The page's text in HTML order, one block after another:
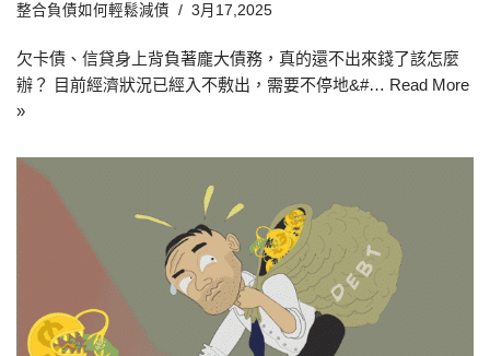
整合負債如何輕鬆減債 3月17,2025
欠卡債、信貸身上背負著龐大債務，真的還不出來錢了該怎麼
辦？ 目前經濟狀況已經入不敷出，需要不停地&#… Read More
»